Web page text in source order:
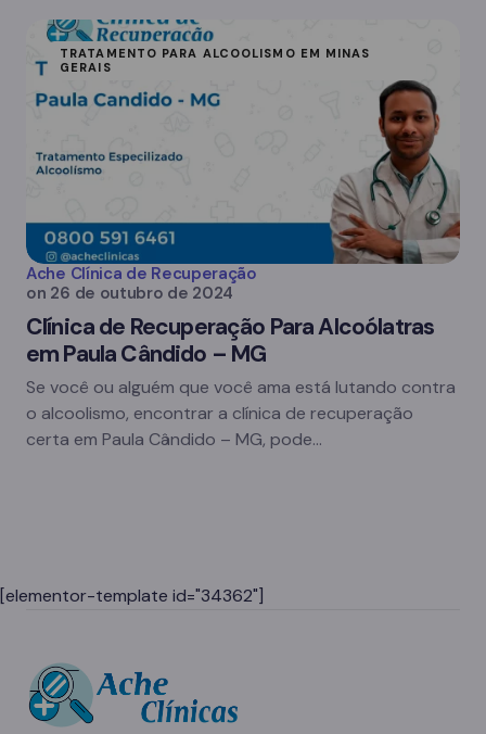
TRATAMENTO PARA ALCOOLISMO EM MINAS
GERAIS
Ache Clínica de Recuperação
on 26 de outubro de 2024
Clínica de Recuperação Para Alcoólatras
em Paula Cândido – MG
Se você ou alguém que você ama está lutando contra
o alcoolismo, encontrar a clínica de recuperação
certa em Paula Cândido – MG, pode…
[elementor-template id="34362"]